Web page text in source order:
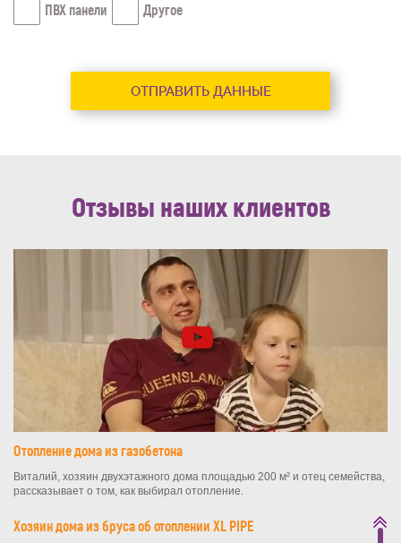
ПВХ панели
Другое
ОТПРАВИТЬ ДАННЫЕ
Отзывы наших клиентов
Отопление дома из газобетона
Виталий, хозяин двухэтажного дома площадью 200 м² и отец семейства,
рассказывает о том, как выбирал отопление.
Хозяин дома из бруса об отоплении XL PIPE